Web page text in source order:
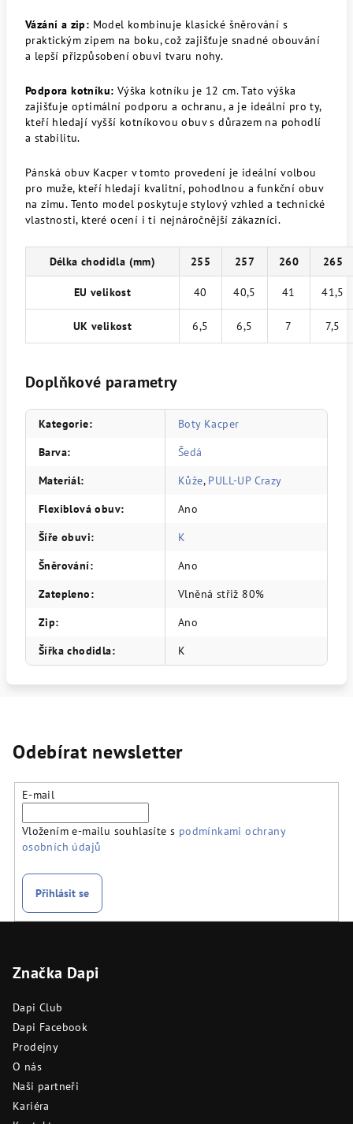
Vázání a zip: Model kombinuje klasické šněrování s
praktickým zipem na boku, což zajišťuje snadné obouvání
a lepší přizpůsobení obuvi tvaru nohy.
Podpora kotníku: Výška kotníku je 12 cm. Tato výška
zajišťuje optimální podporu a ochranu, a je ideální pro ty,
kteří hledají vyšší kotníkovou obuv s důrazem na pohodlí
a stabilitu.
Pánská obuv Kacper v tomto provedení je ideální volbou
pro muže, kteří hledají kvalitní, pohodlnou a funkční obuv
na zimu. Tento model poskytuje stylový vzhled a technické
vlastnosti, které ocení i ti nejnáročnější zákazníci.
Délka chodidla (mm) 255 257 260 265
EU velikost 40 40,5 41 41,5
UK velikost 6,5 6,5 7 7,5
Doplňkové parametry
Kategorie:
Boty Kacper
Barva:
Šedá
Materiál: Kůže, PULL-UP Crazy
Flexiblová obuv:
Ano
Šíře obuvi:
K
Šněrování:
Ano
Zatepleno:
Vlněná střiž 80%
Zip:
Ano
Šířka chodidla: K
Odebírat newsletter
E-mail
Vložením e-mailu souhlasíte s podmínkami ochrany
osobních údajů
Přihlásit se
Značka Dapi
Dapi Club
Dapi Facebook
Prodejny
O nás
Naši partneři
Kariéra